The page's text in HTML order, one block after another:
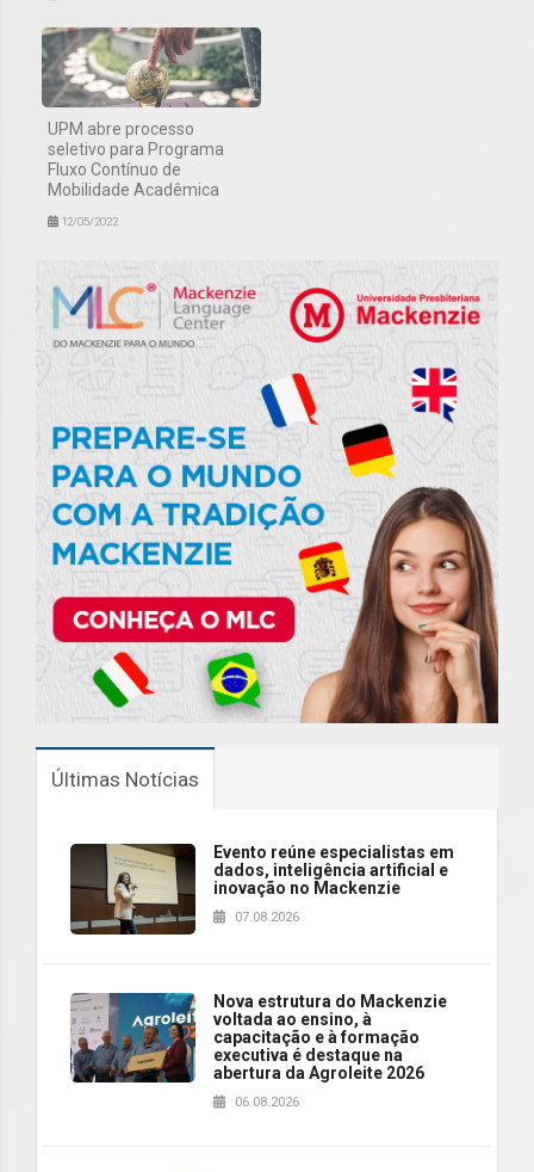
UPM abre processo
seletivo para Programa
Fluxo Contínuo de
Mobilidade Acadêmica
12/05/2022
Últimas Notícias
Evento reúne especialistas em
dados, inteligência artificial e
inovação no Mackenzie
07.08.2026
Nova estrutura do Mackenzie
voltada ao ensino, à
capacitação e à formação
executiva é destaque na
abertura da Agroleite 2026
06.08.2026